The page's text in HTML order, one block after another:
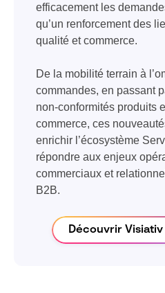
efficacement les
qu’un renforcement des
qualité et commerce.
De la mobilité terrain à
commandes, en passant
non-conformités produits
commerce, ces
enrichir l’écosystème
répondre aux enjeux
commerciaux et
B2B.
Découvrir